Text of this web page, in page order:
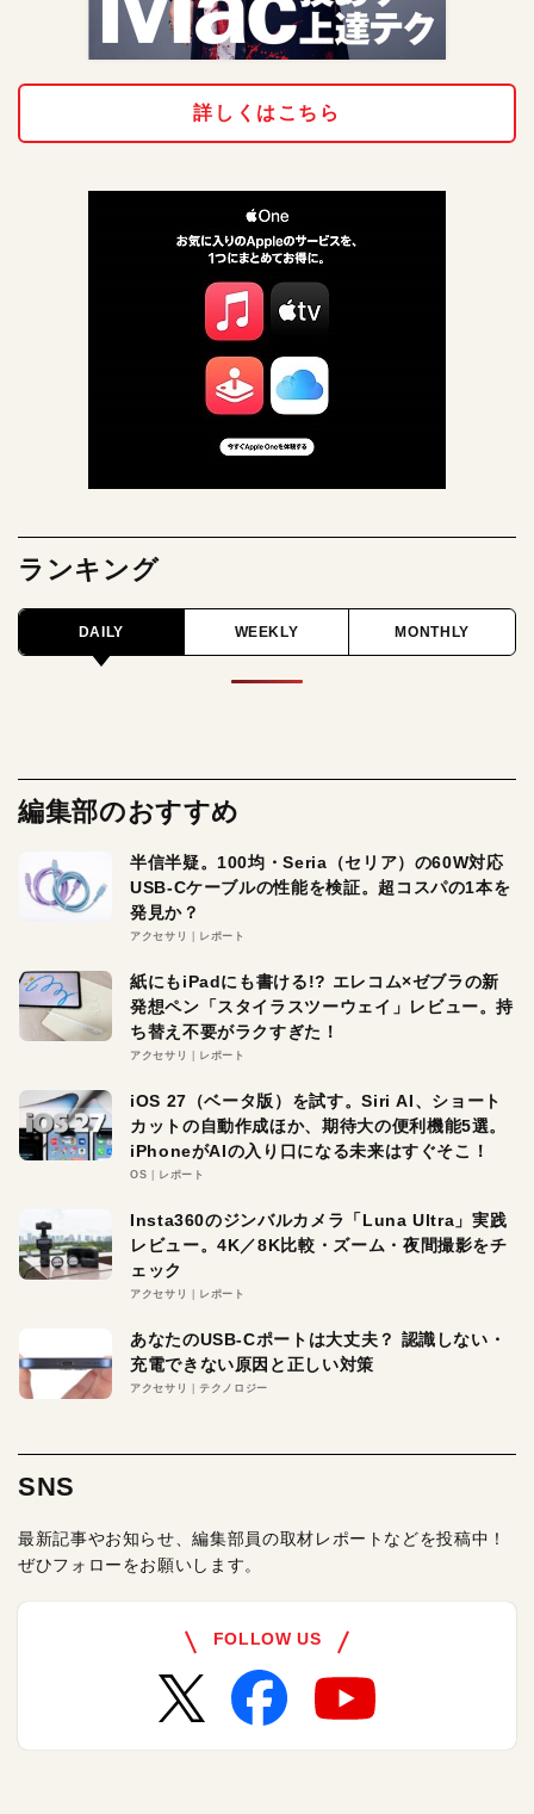
詳しくはこちら
ランキング
DAILY WEEKLY MONTHLY
編集部のおすすめ
半信半疑。100均・Seria（セリア）の60W対応
USB-Cケーブルの性能を検証。超コスパの1本を
発見か？
アクセサリ レポート
紙にもiPadにも書ける!? エレコム×ゼブラの新
発想ペン「スタイラスツーウェイ」レビュー。持
ち替え不要がラクすぎた！
アクセサリ レポート
iOS 27（ベータ版）を試す。Siri AI、ショート
カットの自動作成ほか、期待大の便利機能5選。
iPhoneがAIの入り口になる未来はすぐそこ！
OS レポート
Insta360のジンバルカメラ「Luna Ultra」実践
レビュー。4K／8K比較・ズーム・夜間撮影をチ
ェック
アクセサリ レポート
あなたのUSB-Cポートは大丈夫？ 認識しない・
充電できない原因と正しい対策
アクセサリ テクノロジー
SNS
最新記事やお知らせ、編集部員の取材レポートなどを投稿中！
ぜひフォローをお願いします。
FOLLOW US